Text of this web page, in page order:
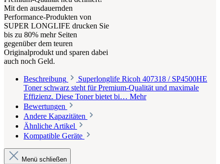
Mit den ausdauernden
Performance-Produkten von
SUPER LONGLIFE drucken Sie
bis zu 80% mehr Seiten
gegenüber dem teuren
Originalprodukt und sparen dabei
auch noch Geld.
Beschreibung
Superlonglife Ricoh 407318 / SP4500HE
Toner schwarz steht für Premium-Qualität und maximale
Effizienz. Diese Toner bietet bi… Mehr
Bewertungen
Andere Kapazitäten
Ähnliche Artikel
Kompatible Geräte
Menü schließen